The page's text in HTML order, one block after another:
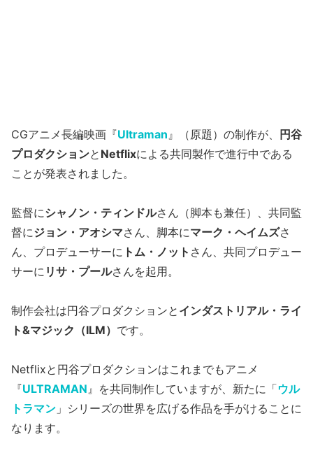
CGアニメ長編映画『Ultraman』（原題）の制作が、
円谷
プロダクションと Netflixによる共同製作で進行中である
ことが発表されました。
監督にシャノン・ティンドルさん（脚本も兼任）、共同監
督にジョン・アオシマさん、脚本にマーク・ヘイムズさ
ん、プロデューサーに トム・ノット さん、共同プロデュー
サーに リサ・プールさんを起用。
制作会社は円谷プロダクションと インダストリアル・ライ
ト&マジック（ILM） です。
Netflixと円谷プロダクションはこれまでもアニメ
『ULTRAMAN』を共同制作していますが、新たに「ウル
トラマン 」シリーズの世界を広げる作品を手がけることに
なります。